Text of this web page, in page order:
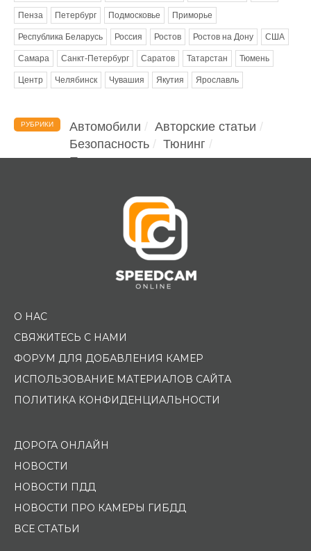
Пенза Петербург Подмосковье Приморье
Республика Беларусь Россия Ростов Ростов на Дону США
Самара Санкт-Петербург Саратов Татарстан Тюмень
Центр Челябинск Чувашия Якутия Ярославль
РУБРИКИ Автомобили
Авторские статьи
Безопасность
Тюнинг
Помощь водителю
О НАС
СВЯЖИТЕСЬ С НАМИ
ФОРУМ ДЛЯ ДОБАВЛЕНИЯ КАМЕР
ИСПОЛЬЗОВАНИЕ МАТЕРИАЛОВ САЙТА
ПОЛИТИКА КОНФИДЕНЦИАЛЬНОСТИ
ДОРОГА ОНЛАЙН
НОВОСТИ
НОВОСТИ ПДД
НОВОСТИ ПРО КАМЕРЫ ГИБДД
ВСЕ СТАТЬИ